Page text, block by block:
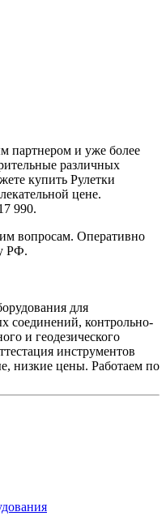
партнером и уже более
различных
купить Рулетки
цене.
990.
вопросам. Оперативно
РФ.
для
соединений, контрольно-
и геодезического
инструментов
низкие цены. Работаем по